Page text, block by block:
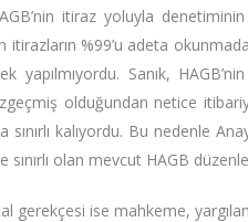
itiraz yoluyla
itirazların %99’u adeta
yapılmıyordu. Sanık,
olduğundan netice
sınırlı kalıyordu. Bu nedenle
sınırlı olan mevcut HAGB
gerekçesi ise mahkeme,